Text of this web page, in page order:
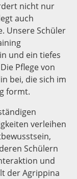
nicht nur
auch
Unsere Schüler
und ein tiefes
Pflege von
bei, die sich im
formt.
verleihen
Schülern
und
der Agrippina